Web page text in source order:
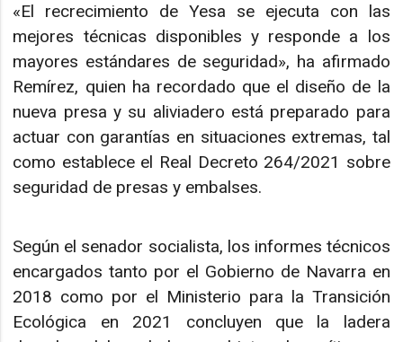
«El recrecimiento de Yesa se ejecuta con las
mejores técnicas disponibles y responde a los
mayores estándares de seguridad», ha afirmado
Remírez, quien ha recordado que el diseño de la
nueva presa y su aliviadero está preparado para
actuar con garantías en situaciones extremas, tal
como establece el Real Decreto 264/2021 sobre
seguridad de presas y embalses.
Según el senador socialista, los informes técnicos
encargados tanto por el Gobierno de Navarra en
2018 como por el Ministerio para la Transición
Ecológica en 2021 concluyen que la ladera